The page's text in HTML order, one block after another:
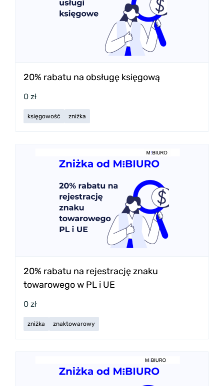
20% rabatu na obsługę księgową
0 zł
księgowość zniżka
20% rabatu na rejestrację znaku
towarowego w PL i UE
0 zł
zniżka znaktowarowy